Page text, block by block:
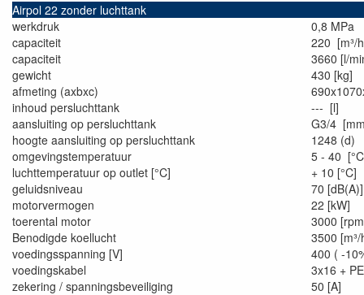
Airpol 22 zonder luchttank
werkdruk
0,8 MPa
capaciteit
220 [m³/
capaciteit
3660 [l/
gewicht
430 [kg]
afmeting (axbxc)
inhoud persluchttank
--- [l]
aansluiting op persluchttank
G3/4
hoogte aansluiting op persluchttank
1248 (d)
omgevingstemperatuur
5 - 40
luchttemperatuur op outlet [°C]
+ 10 [°C]
geluidsniveau
70 [dB(A)]
motorvermogen
22 [kW]
toerental motor
3000
Benodigde koellucht
3500 [m³/
voedingsspanning [V]
400 ( -
voedingskabel
3x16 +
zekering / spanningsbeveiliging
50 [A]